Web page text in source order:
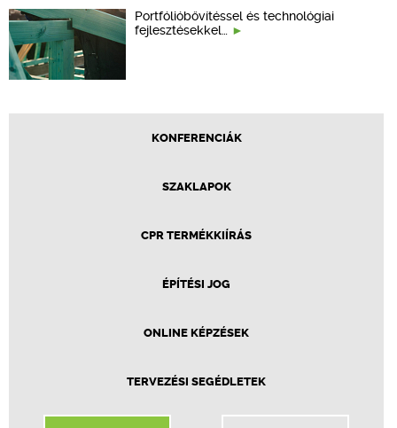
Portfólióbővítéssel és technológiai
fejlesztésekkel…
KONFERENCIÁK
SZAKLAPOK
CPR TERMÉKKIÍRÁS
ÉPÍTÉSI JOG
ONLINE KÉPZÉSEK
TERVEZÉSI SEGÉDLETEK